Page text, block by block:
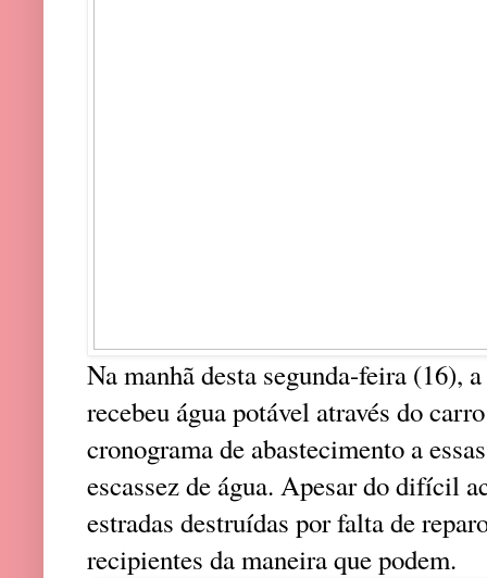
Na manhã desta segunda-feira (16),
recebeu água potável através do
cronograma de abastecimento a
escassez de água. Apesar do difícil
estradas destruídas por falta de
recipientes da maneira que podem.